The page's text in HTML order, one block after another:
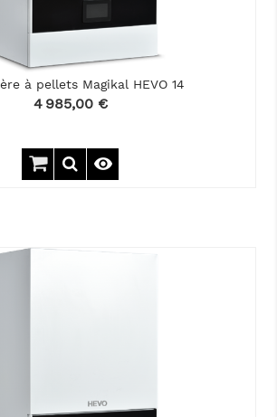
à pellets Magikal HEVO 14
Prix
4 985,00 €
